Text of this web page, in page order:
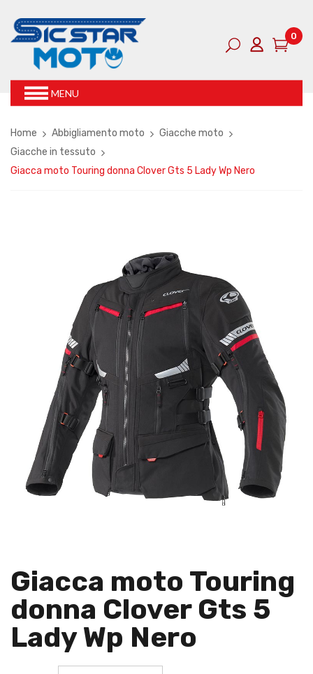
0
MENU
Home Abbigliamento moto
Giacche moto
Giacche in tessuto
Giacca moto Touring donna Clover Gts 5 Lady Wp Nero
Giacca moto Touring
donna Clover Gts 5
Lady Wp Nero